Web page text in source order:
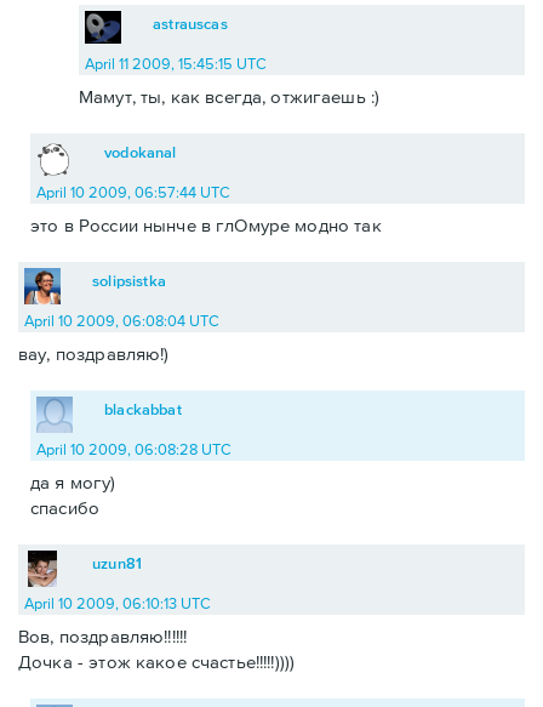
astrauscas
April 11 2009, 15:45:15 UTC
Мамут, ты, как всегда, отжигаешь :)
vodokanal
April 10 2009, 06:57:44 UTC
это в России нынче в глОмуре модно так
solipsistka
April 10 2009, 06:08:04 UTC
вау, поздравляю!)
blackabbat
April 10 2009, 06:08:28 UTC
да я могу)
спасибо
uzun81
April 10 2009, 06:10:13 UTC
Вов, поздравляю!!!!!!
Дочка - этож какое счастье!!!!!))))